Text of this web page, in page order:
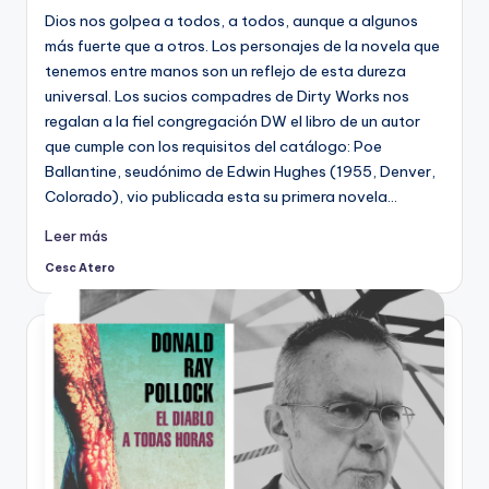
Dios nos golpea a todos, a todos, aunque a algunos
más fuerte que a otros. Los personajes de la novela que
tenemos entre manos son un reflejo de esta dureza
universal. Los sucios compadres de Dirty Works nos
regalan a la fiel congregación DW el libro de un autor
que cumple con los requisitos del catálogo: Poe
Ballantine, seudónimo de Edwin Hughes (1955, Denver,
Colorado), vio publicada esta su primera novela…
Leer más
Publicado
Cesc Atero